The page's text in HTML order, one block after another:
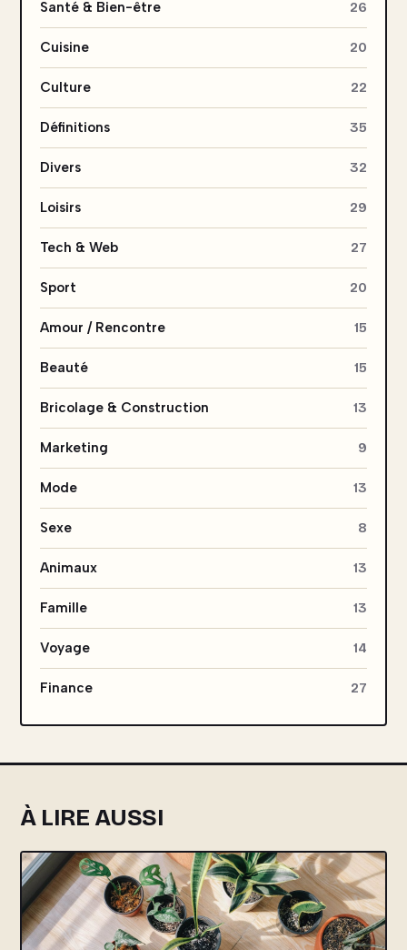
Santé & Bien-être 26
Cuisine 20
Culture 22
Définitions 35
Divers 32
Loisirs 29
Tech & Web 27
Sport 20
Amour / Rencontre 15
Beauté 15
Bricolage & Construction 13
Marketing 9
Mode 13
Sexe 8
Animaux 13
Famille 13
Voyage 14
Finance 27
À LIRE AUSSI